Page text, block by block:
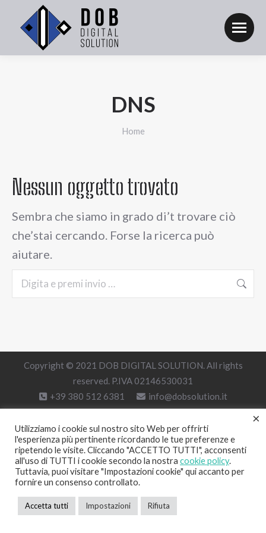
DNS
Tu sei qui:
Home
Nessun oggetto trovato
Sembra che siamo in grado di’t trovare ciò
che’stai cercando. Forse la ricerca può
aiutare.
Cerca:
Copyright © 2021 DOB DIGITAL SOLUTION. All rights
reserved. P.IVA 02146530031
+39 380 512 6381
info@dobsolution.it
Utilizziamo i cookie sul nostro sito Web per offrirti
l'esperienza più pertinente ricordando le tue preferenze e
ripetendo le visite. Cliccando "ACCETTO TUTTI", acconsenti
all'uso di TUTTI i cookie secondo la nostra cookie policy.
Tuttavia, puoi visitare "Impostazioni cookie" qui accanto per
fornire un consenso controllato.
Accetta tutti Impostazioni Rifiuta
×